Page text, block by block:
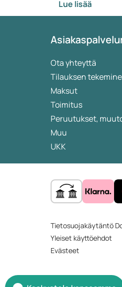
olemassa
lääkkeitä
mikä toimii
tiede sanoo
hiustenlähdön
Lue lisää
Ota yhteyttä
Tilauksen
Maksut
Toimitus
Peruutukset,
Muu
UKK
Tietosuojakäytäntö
Yleiset käyttöehdot
Evästeet